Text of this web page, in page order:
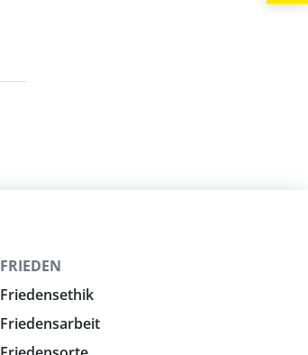
FRIEDEN
Friedensethik
Friedensarbeit